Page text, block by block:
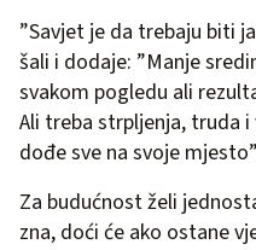
”Savjet je da trebaju biti
šali i dodaje: ”Manje
svakom pogledu ali
Ali treba strpljenja, truda
dođe sve na svoje
Za budućnost želi
zna, doći će ako ostane